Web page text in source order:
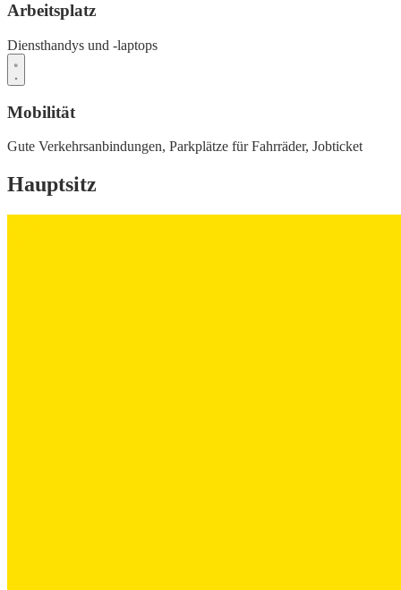
Arbeitsplatz
Diensthandys und -laptops
Mobilität
Gute Verkehrsanbindungen, Parkplätze für Fahrräder, Jobticket
Hauptsitz